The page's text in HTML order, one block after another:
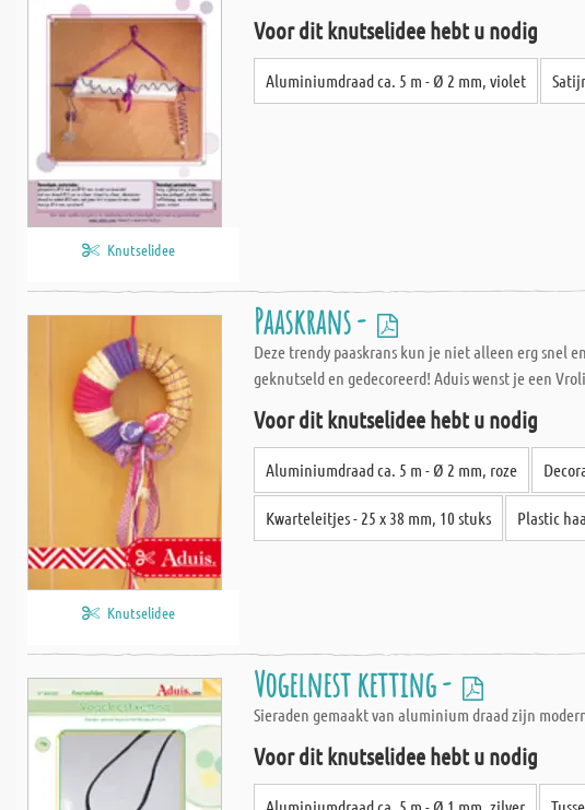
Knutselidee
Voor dit knutselidee hebt u nodig
Aluminiumdraad ca. 5 m - Ø 2 mm, violet
Knutselidee
Paaskrans -
Deze trendy paaskrans kun je niet alleen erg snel
geknutseld en gedecoreerd! Aduis wenst je een
Voor dit knutselidee hebt u nodig
Aluminiumdraad ca. 5 m - Ø 2 mm, roze
Kwarteleitjes - 25 x 38 mm, 10 stuks Plastic
Vogelnest ketting -
Sieraden gemaakt van aluminium draad zijn
Voor dit knutselidee hebt u nodig